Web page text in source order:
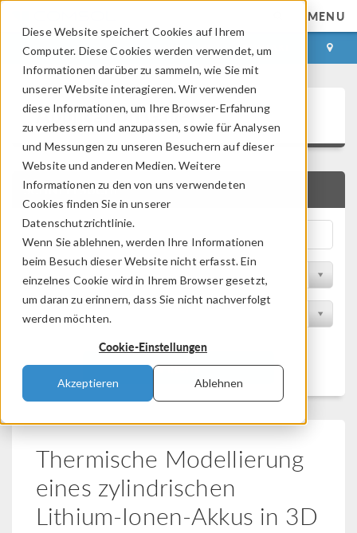
Diese Website speichert Cookies auf Ihrem
Computer. Diese Cookies werden verwendet, um
Informationen darüber zu sammeln, wie Sie mit
unserer Website interagieren. Wir verwenden
diese Informationen, um Ihre Browser-Erfahrung
zu verbessern und anzupassen, sowie für Analysen
und Messungen zu unseren Besuchern auf dieser
Website und anderen Medien. Weitere
Informationen zu den von uns verwendeten
Cookies finden Sie in unserer
Datenschutzrichtlinie.
Wenn Sie ablehnen, werden Ihre Informationen
beim Besuch dieser Website nicht erfasst. Ein
einzelnes Cookie wird in Ihrem Browser gesetzt,
um daran zu erinnern, dass Sie nicht nachverfolgt
werden möchten.
Cookie-Einstellungen
Akzeptieren Ablehnen
MENU
ANMELDEN KONTAKT
Application Gallery
SCHNELLSUCHE
Nach Themenbereich filtern
Nach Produkt filtern
Filtern
Thermische Modellierung
eines zylindrischen
Lithium-Ionen-Akkus in 3D